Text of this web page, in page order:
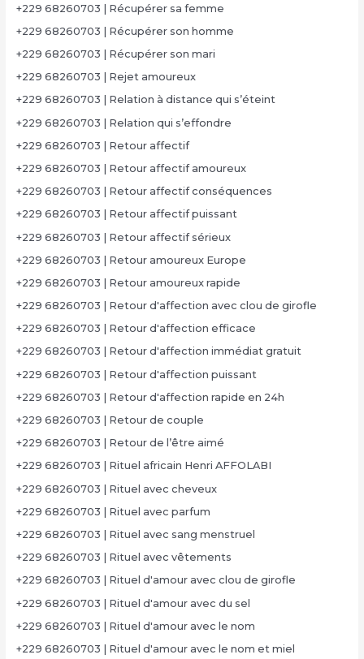
+229 68260703 | Récupérer sa femme
+229 68260703 | Récupérer son homme
+229 68260703 | Récupérer son mari
+229 68260703 | Rejet amoureux
+229 68260703 | Relation à distance qui s’éteint
+229 68260703 | Relation qui s’effondre
+229 68260703 | Retour affectif
+229 68260703 | Retour affectif amoureux
+229 68260703 | Retour affectif conséquences
+229 68260703 | Retour affectif puissant
+229 68260703 | Retour affectif sérieux
+229 68260703 | Retour amoureux Europe
+229 68260703 | Retour amoureux rapide
+229 68260703 | Retour d'affection avec clou de girofle
+229 68260703 | Retour d'affection efficace
+229 68260703 | Retour d'affection immédiat gratuit
+229 68260703 | Retour d'affection puissant
+229 68260703 | Retour d'affection rapide en 24h
+229 68260703 | Retour de couple
+229 68260703 | Retour de l’être aimé
+229 68260703 | Rituel africain Henri AFFOLABI
+229 68260703 | Rituel avec cheveux
+229 68260703 | Rituel avec parfum
+229 68260703 | Rituel avec sang menstruel
+229 68260703 | Rituel avec vêtements
+229 68260703 | Rituel d'amour avec clou de girofle
+229 68260703 | Rituel d'amour avec du sel
+229 68260703 | Rituel d'amour avec le nom
+229 68260703 | Rituel d'amour avec le nom et miel